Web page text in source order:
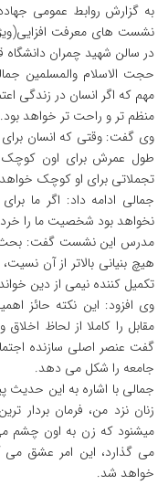
به گزارش روابط عمومی
در سالن شهید چمران دانشگاه
حجت الاسلام والمسلمین
مهم که اگر انسان در زندگی
منظم تر و راحت تر خواهد بود.
وی گفت: وقتی که انسان
طول عمرش برای اون کوچک
تجملاتی برای او کوچک
جمالی ادامه داد: اگر ما
نخواهد بود شخصیت ما را
مدرس این نشست گفت: بحث
هیچ بنیانی بالاتر از آن
تکمیل کننده نیمی از دین
وی افزود: این نکته حائز
مقابل را کاملا از لحاظ
گفت عنصر اصلی سازنده
جامعه را شکل می دهد.
جمالی با اشاره به این حدیث
زنان نزد من، فرمان بردار
میشنود که زن به اون چشم
می گذارد، این امر عشق
خواهد شد.